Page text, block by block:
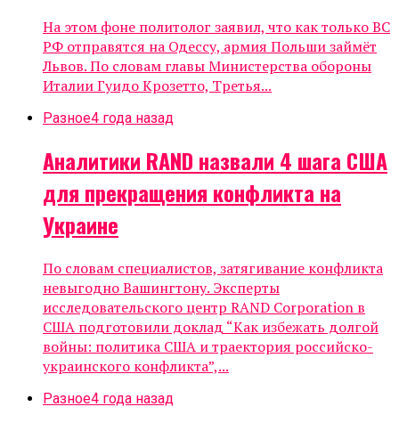
На этом фоне политолог заявил, что как только ВС
РФ отправятся на Одессу, армия Польши займёт
Львов. По словам главы Министерства обороны
Италии Гуидо Крозетто, Третья...
Разное4 года назад
Аналитики RAND назвали 4 шага США
для прекращения конфликта на
Украине
По словам специалистов, затягивание конфликта
невыгодно Вашингтону. Эксперты
исследовательского центр RAND Сorporation в
США подготовили доклад “Как избежать долгой
войны: политика США и траектория российско-
украинского конфликта”,...
Разное4 года назад